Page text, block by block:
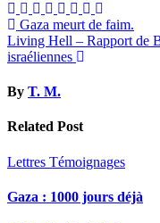
Navigation
de
Gaza meurt de faim.
Living Hell – Rapport de
israéliennes
By T. M.
Related Post
Lettres Témoignages
Gaza : 1000 jours déjà